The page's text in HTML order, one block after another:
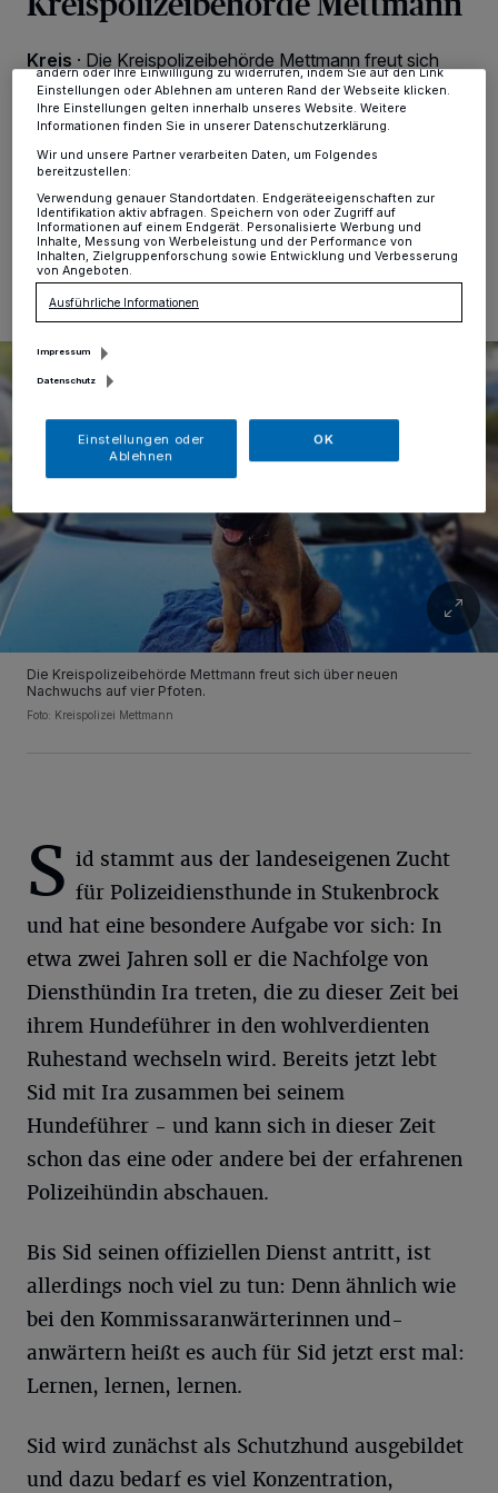
Kreis · Die Kreispolizeibehörde Mettmann freut sich
über tierischen Nachwuchs: Sid - so heißt der erst
wenige Wochen alte Malinois-Mischlings-Welpe, der
zukünftig tatkräftig die Diensthundestaffel der
Kreispolizeibehörde Mettmann unterstützen soll.
23.06.2026 , 15:19 Uhr Eine Minute Lesezeit
Die Kreispolizeibehörde Mettmann freut sich über neuen
Nachwuchs auf vier Pfoten.
Foto: Kreispolizei Mettmann
S id stammt aus der landeseigenen Zucht
für Polizeidiensthunde in Stukenbrock
und hat eine besondere Aufgabe vor sich: In
etwa zwei Jahren soll er die Nachfolge von
Diensthündin Ira treten, die zu dieser Zeit bei
ihrem Hundeführer in den wohlverdienten
Ruhestand wechseln wird. Bereits jetzt lebt
Sid mit Ira zusammen bei seinem
Hundeführer - und kann sich in dieser Zeit
schon das eine oder andere bei der erfahrenen
Polizeihündin abschauen.
Bis Sid seinen offiziellen Dienst antritt, ist
allerdings noch viel zu tun: Denn ähnlich wie
bei den Kommissaranwärterinnen und-
anwärtern heißt es auch für Sid jetzt erst mal:
Lernen, lernen, lernen.
Sid wird zunächst als Schutzhund ausgebildet
und dazu bedarf es viel Konzentration,
Zwecke. Wenn Tracker deaktiviert sind, sind manche Inhalte und
dieses Menü jederzeit wieder aufrufen, um Ihre Einstellungen zu
ändern oder Ihre Einwilligung zu widerrufen, indem Sie auf den Link
Einstellungen oder Ablehnen am unteren Rand der Webseite klicken.
Ihre Einstellungen gelten innerhalb unseres Website. Weitere
Informationen finden Sie in unserer Datenschutzerklärung.
Wir und unsere Partner verarbeiten Daten, um Folgendes
bereitzustellen:
Verwendung genauer Standortdaten. Endgeräteeigenschaften zur
Identifikation aktiv abfragen. Speichern von oder Zugriff auf
Informationen auf einem Endgerät. Personalisierte Werbung und
Inhalte, Messung von Werbeleistung und der Performance von
Inhalten, Zielgruppenforschung sowie Entwicklung und Verbesserung
von Angeboten.
Ausführliche Informationen
Impressum
Datenschutz
Einstellungen oder
Ablehnen
OK